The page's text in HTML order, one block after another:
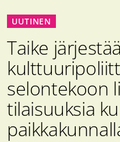
UUTINEN
Taike
selontekoon
tilaisuuksia